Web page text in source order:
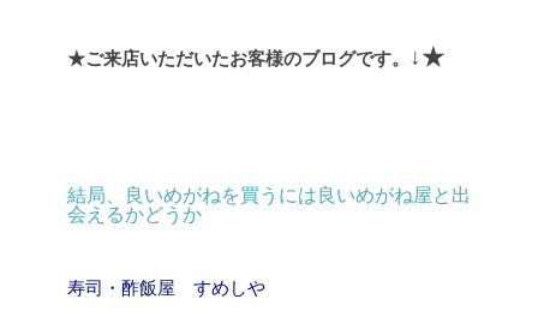
★ご来店いただいたお客様のブログです。 ↓★
結局、良いめがねを買うには良いめがね屋と出
会えるかどうか
寿司・酢飯屋 すめしや